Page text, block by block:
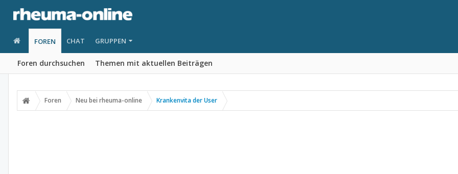
FOREN
Foren durchsuchen Themen mit aktuellen Beiträgen
CHAT GRUPPEN
Foren Neu bei rheuma-online Krankenvita der User